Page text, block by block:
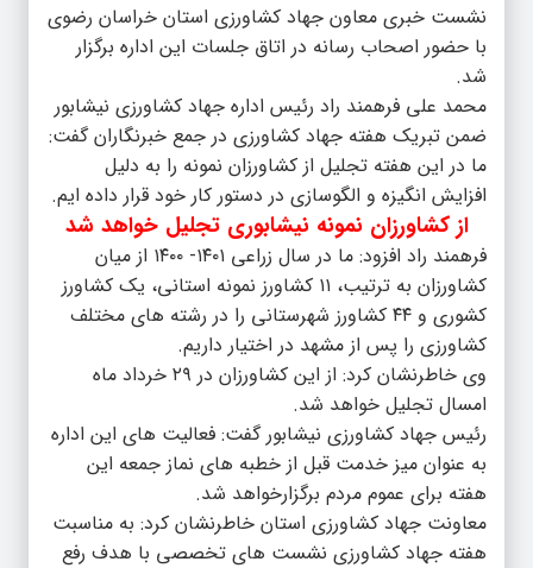
نشست خبری معاون جهاد کشاورزی استان خراسان رضوی
با حضور اصحاب رسانه در اتاق جلسات این اداره برگزار
شد‌.
محمد علی فرهمند راد رئیس اداره جهاد کشاورزی نیشابور
ضمن تبریک هفته جهاد کشاورزی در جمع خبرنگاران گفت:
ما در این هفته تجلیل از کشاورزان نمونه را به دلیل
افزایش انگیزه و الگوسازی در دستور کار خود قرار داده ایم.
از کشاورزان نمونه نیشابوری تجلیل خواهد شد
فرهمند راد افزود: ما در سال زراعی ۱۴۰۱- ۱۴۰۰ از میان
کشاورزان به ترتیب، ۱۱ کشاورز نمونه استانی، یک کشاورز
کشوری و ۴۴ کشاورز شهرستانی را در رشته های مختلف
کشاورزی را پس از مشهد در اختیار داریم.
وی خاطرنشان کرد: از این کشاورزان در ۲۹ خرداد ماه
امسال تجلیل خواهد شد.
رئیس جهاد کشاورزی نیشابور گفت: فعالیت های این اداره
به عنوان میز خدمت قبل از خطبه های نماز جمعه این
هفته برای عموم مردم برگزارخواهد شد.
معاونت جهاد کشاورزی استان خاطرنشان کرد: به مناسبت
هفته جهاد کشاورزی نشست های تخصصی با هدف رفع